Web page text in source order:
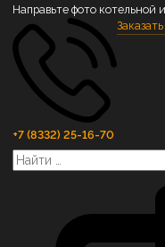
Направьте фото котельной
+7 (8332) 25-16-70